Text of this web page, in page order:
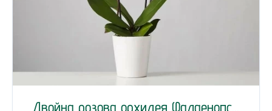
Двойна розова орхидея Фалаенопс...